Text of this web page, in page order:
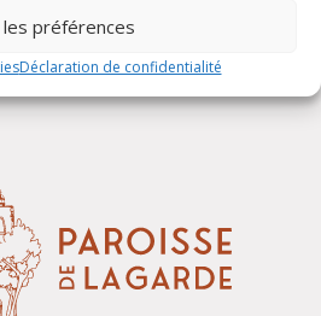
les préférences
Déclaration de confidentialité